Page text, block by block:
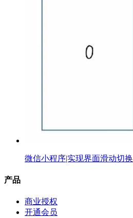
微信小程序|实现界面滑动切换
产品
商业授权
开通会员